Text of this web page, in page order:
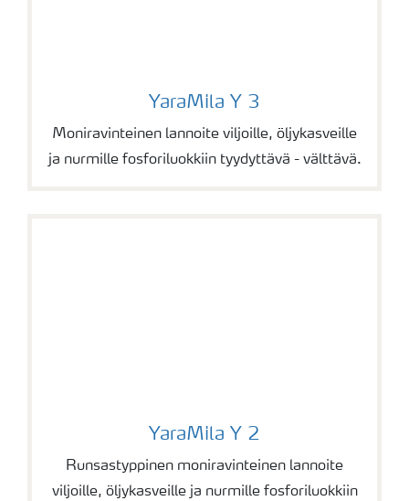
YaraMila Y 3
Moniravinteinen lannoite viljoille, öljykasveille
ja nurmille fosforiluokkiin tyydyttävä - välttävä.
YaraMila Y 2
Runsastyppinen moniravinteinen lannoite
viljoille, öljykasveille ja nurmille fosforiluokkiin